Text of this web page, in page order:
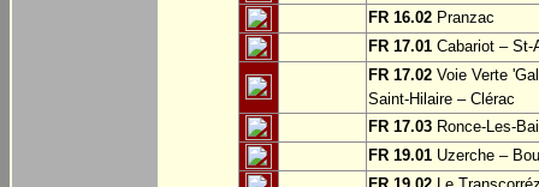
FR 16.02 Pranzac
FR 17.01 Cabariot – St-
FR 17.02 Voie Verte
Saint-Hilaire – Clérac
FR 17.03 Ronce-Les-
FR 19.01 Uzerche –